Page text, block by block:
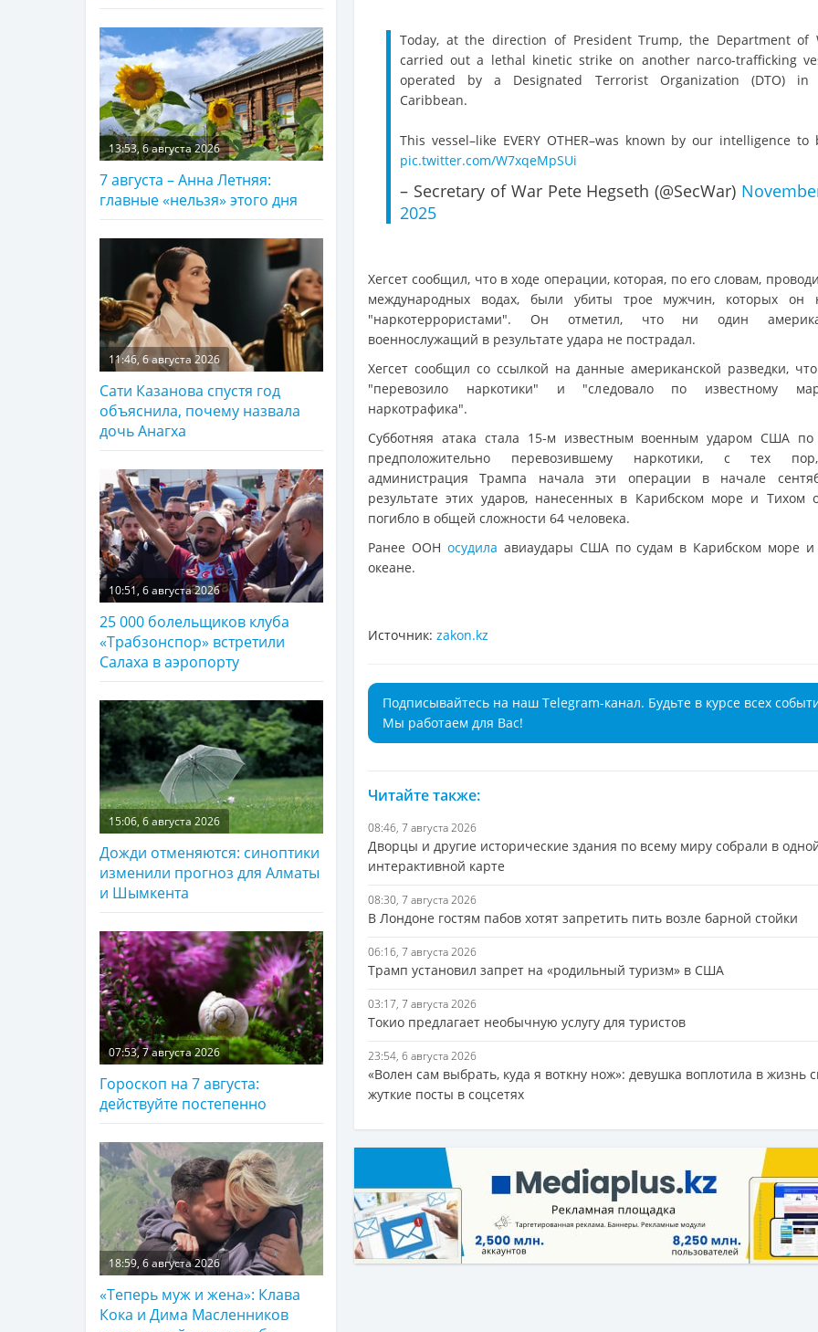
Today, at the direction of President Trump, the Department of
carried out a lethal kinetic strike on another narco-trafficking
operated by a Designated Terrorist Organization (DTO) in
Caribbean.
This vessel–like EVERY OTHER–was known by our intelligence to
pic.twitter.com/W7xqeMpSUi
– Secretary of War Pete Hegseth (@SecWar)
2025
Хегсет сообщил, что в ходе операции, которая, по его словам,
международных водах, были убиты трое мужчин, которых он
"наркотеррористами". Он отметил, что ни один
военнослужащий в результате удара не пострадал.
Хегсет сообщил со ссылкой на данные американской разведки,
"перевозило наркотики" и "следовало по известному
наркотрафика".
Субботняя атака стала 15-м известным военным ударом США по
предположительно перевозившему наркотики, с тех
администрация Трампа начала эти операции в начале
результате этих ударов, нанесенных в Карибском море и Тихом
погибло в общей сложности 64 человека.
Ранее ООН осудила авиаудары США по судам в Карибском море и
океане.
Источник: zakon.kz
Подписывайтесь на наш Telegram-канал. Будьте в курсе всех
Мы работаем для Вас!
Читайте также:
08:46, 7 августа 2026
Дворцы и другие исторические здания по всему миру собрали в
интерактивной карте
08:30, 7 августа 2026
В Лондоне гостям пабов хотят запретить пить возле барной стойки
06:16, 7 августа 2026
Трамп установил запрет на «родильный туризм» в США
03:17, 7 августа 2026
Токио предлагает необычную услугу для туристов
23:54, 6 августа 2026
«Волен сам выбрать, куда я воткну нож»: девушка воплотила в жизнь
жуткие посты в соцсетях
13:53, 6 августа 2026
7 августа – Анна Летняя:
главные «нельзя» этого дня
11:46, 6 августа 2026
Сати Казанова спустя год
объяснила, почему назвала
дочь Анагха
10:51, 6 августа 2026
25 000 болельщиков клуба
«Трабзонспор» встретили
Салаха в аэропорту
15:06, 6 августа 2026
Дожди отменяются: синоптики
изменили прогноз для Алматы
и Шымкента
07:53, 7 августа 2026
Гороскоп на 7 августа:
действуйте постепенно
18:59, 6 августа 2026
«Теперь муж и жена»: Клава
Кока и Дима Масленников